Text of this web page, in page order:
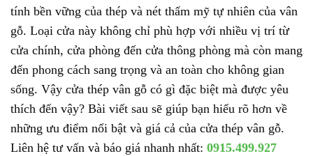
tính bền vững của thép và nét thẩm mỹ tự nhiên của vân
gỗ. Loại cửa này không chỉ phù hợp với nhiều vị trí từ
cửa chính, cửa phòng đến cửa thông phòng mà còn mang
đến phong cách sang trọng và an toàn cho không gian
sống. Vậy cửa thép vân gỗ có gì đặc biệt mà được yêu
thích đến vậy? Bài viết sau sẽ giúp bạn hiểu rõ hơn về
những ưu điểm nổi bật và giá cả của cửa thép vân gỗ.
Liên hệ tư vấn và báo giá nhanh nhất: 0915.499.927